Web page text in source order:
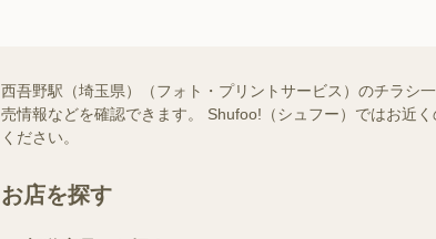
西吾野駅（埼玉県）（フォト・プリントサービス）のチラシ
売情報などを確認できます。 Shufoo!（シュフー）ではお近
ください。
お店を探す